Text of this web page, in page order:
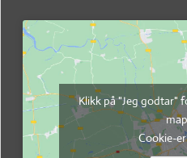
Klikk på "Jeg godtar"
Cookie-